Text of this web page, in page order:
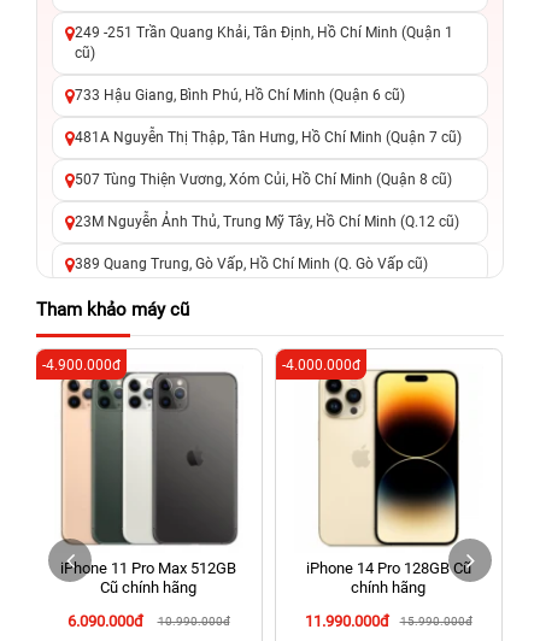
249 -251 Trần Quang Khải, Tân Định, Hồ Chí Minh (Quận 1
cũ)
733 Hậu Giang, Bình Phú, Hồ Chí Minh (Quận 6 cũ)
481A Nguyễn Thị Thập, Tân Hưng, Hồ Chí Minh (Quận 7 cũ)
507 Tùng Thiện Vương, Xóm Củi, Hồ Chí Minh (Quận 8 cũ)
23M Nguyễn Ảnh Thủ, Trung Mỹ Tây, Hồ Chí Minh (Q.12 cũ)
389 Quang Trung, Gò Vấp, Hồ Chí Minh (Q. Gò Vấp cũ)
625 - 625A Âu Cơ, Tân Phú, Hồ Chí Minh (Quận Tân Phú cũ)
326 Lê Văn Việt, Tăng Nhơn Phú, Hồ Chí Minh (Q.9 TP. Thủ
Đức cũ)
256 Võ Văn Ngân, Thủ Đức, Hồ Chí Minh (Bình Thọ, TP. Thủ
Đức Cũ)
70 Nguyễn An Ninh, Dĩ An, Hồ Chí Minh (Bình Dương Cũ)
24h Vũng Tàu: 162A Ba Cu, Vũng Tàu, Hồ Chí Minh (TP. Vũng
Tàu cũ)
198 Hoàng Văn Thụ, Tân Sơn Nhất, Hồ Chí Minh (Tân Bình
Tham khảo máy cũ
iPhone 11 Pro Max 512GB
Cũ chính hãng
6.090.000đ
10.990.000đ
-4.900.000đ
iPhone 14 Pro 128GB Cũ
chính hãng
11.990.000đ
15.990.000đ
-4.000.000đ